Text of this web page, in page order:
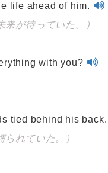
life ahead of him.
来が待っていた。）
with you?
tied behind his back.
られていた。）